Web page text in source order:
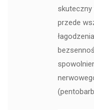
przede